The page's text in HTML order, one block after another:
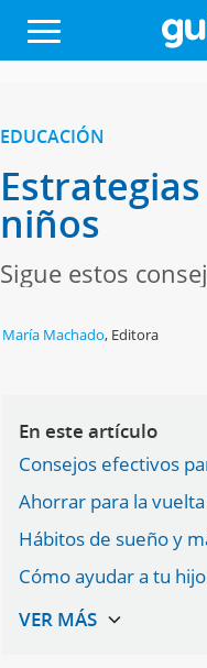
EDUCACIÓN
niños
Sigue estos
María Machado, Editora
En este artículo
Consejos efectivos
Ahorrar para la
Hábitos de sueño y
Cómo ayudar a tu